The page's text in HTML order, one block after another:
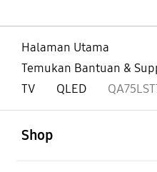
Halaman Utama
Temukan Bantuan &
TV
QLED
Shop